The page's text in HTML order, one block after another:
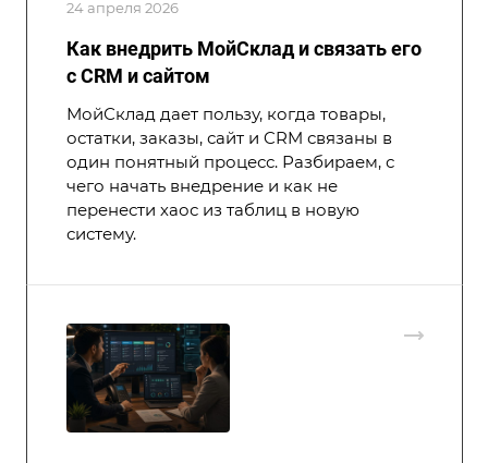
24 апреля 2026
Как внедрить МойСклад и связать его
с CRM и сайтом
МойСклад дает пользу, когда товары,
остатки, заказы, сайт и CRM связаны в
один понятный процесс. Разбираем, с
чего начать внедрение и как не
перенести хаос из таблиц в новую
систему.